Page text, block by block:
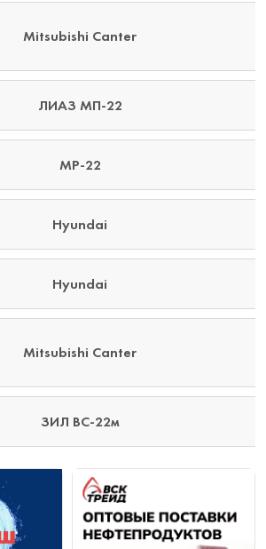
Mitsubishi Canter
ЛИАЗ МП-22
MP-22
Hyundai
Hyundai
Mitsubishi Canter
ЗИЛ ВС-22м